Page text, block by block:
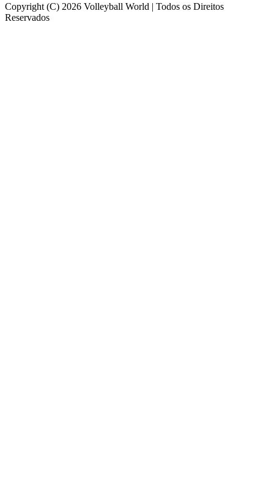
Copyright (C) 2026 Volleyball World | Todos os Direitos
Reservados